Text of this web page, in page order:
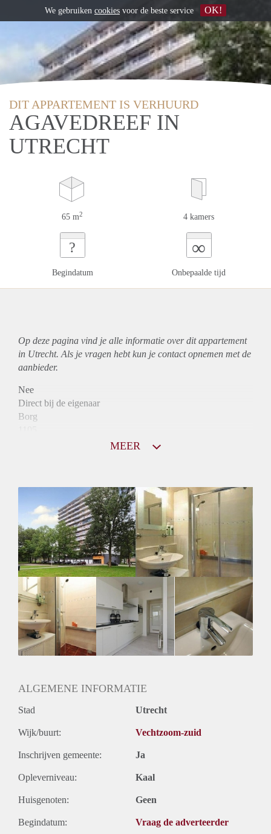
DIT APPARTEMENT IS VERHUURD
AGAVEDREEF IN
UTRECHT
65 m2 4 kamers
?
Begindatum
∞
Onbepaalde tijd
Op deze pagina vind je alle informatie over ditappartement
in Utrecht. Als je vragen hebt kun je contact opnemen met de
aanbieder.
Nee
Direct bij de eigenaar
Borg
3,1 X Maandhuur Bruto
Huurtermijn
Onbepaalde termijn
Oplevering
Kaal
MEER
ALGEMENE INFORMATIE
Stad Utrecht
Wijk/buurt: Vechtzoom-zuid
Inschrijven gemeente: Ja
Opleverniveau: Kaal
Huisgenoten: Geen
Begindatum: Vraag de adverteerder
We gebruiken cookies voor de beste service OK!